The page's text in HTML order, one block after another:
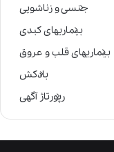
جنسی و زناشویی
بیماریهای کبدی
بیماریهای قلب و عروق
بادکش
رپورتاژ آگهی